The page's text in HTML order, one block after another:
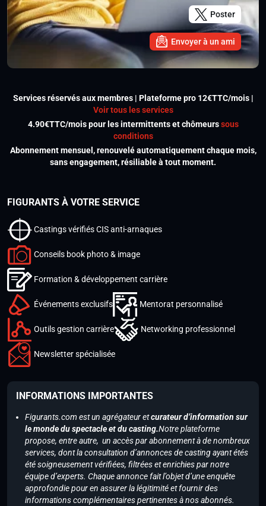
Poster
Envoyer à un ami
Services réservés aux membres | Plateforme pro 12€TTC/mois |
Voir tous les services
4.90€TTC/mois pour les intermittents et chômeurssous
conditions
Abonnement mensuel, renouvelé automatiquement chaque mois,
sans engagement, résiliable à tout moment.
FIGURANTS À VOTRE SERVICE
Castings vérifiés CIS anti-arnaques
Conseils book photo & image
Formation & développement carrière
Événements exclusifs Mentorat personnalisé
Outils gestion carrière Networking professionnel
Newsletter spécialisée
INFORMATIONS IMPORTANTES
Figurants.com est un agrégateur etcurateur d’information sur
le monde du spectacle et du casting.Notre plateforme
propose, entre autre, un accès par abonnement à de nombreux
services, dont la consultation d’annonces de casting ayant étés
été soigneusement vérifiées, filtrées et enrichies par notre
équipe d’experts. Chaque annonce fait l’objet d’une enquête
approfondie pour en assurer la légitimité et fournir des
informations complémentaires pertinentes à nos abonnés.